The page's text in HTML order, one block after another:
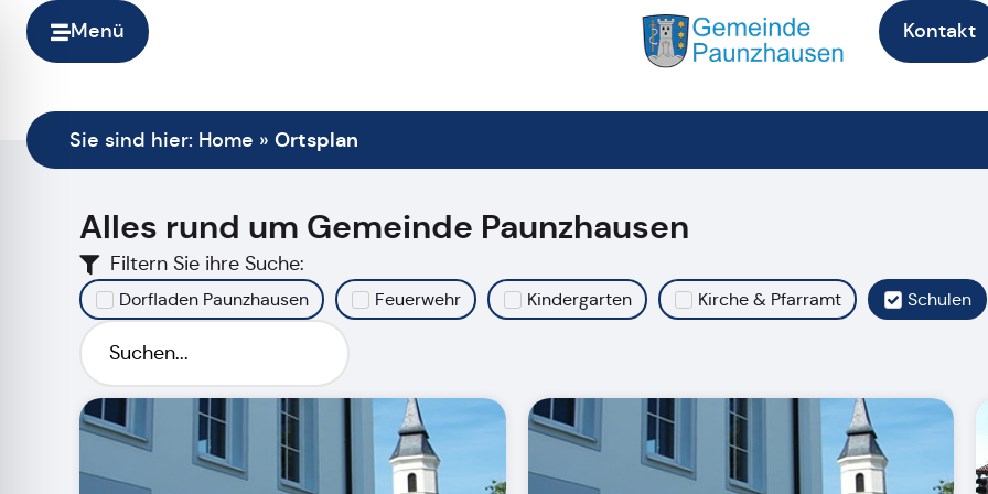
Menü Kontakt
Sie sind hier: Home » Ortsplan
Alles rund um Gemeinde Paunzhausen
Filtern Sie ihre Suche:
Dorfladen Paunzhausen Feuerwehr Kindergarten Kirche & Pfarramt Schulen